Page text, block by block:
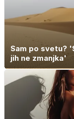
Sam po svetu?
jih ne zmanjka'